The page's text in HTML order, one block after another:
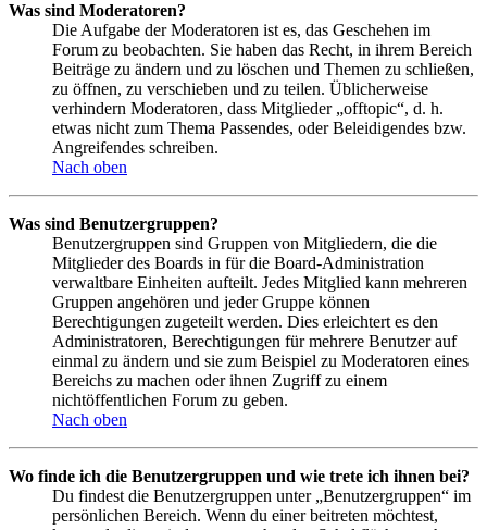
Was sind Moderatoren?
Die Aufgabe der Moderatoren ist es, das Geschehen im
Forum zu beobachten. Sie haben das Recht, in ihrem Bereich
Beiträge zu ändern und zu löschen und Themen zu schließen,
zu öffnen, zu verschieben und zu teilen. Üblicherweise
verhindern Moderatoren, dass Mitglieder „offtopic“, d. h.
etwas nicht zum Thema Passendes, oder Beleidigendes bzw.
Angreifendes schreiben.
Nach oben
Was sind Benutzergruppen?
Benutzergruppen sind Gruppen von Mitgliedern, die die
Mitglieder des Boards in für die Board-Administration
verwaltbare Einheiten aufteilt. Jedes Mitglied kann mehreren
Gruppen angehören und jeder Gruppe können
Berechtigungen zugeteilt werden. Dies erleichtert es den
Administratoren, Berechtigungen für mehrere Benutzer auf
einmal zu ändern und sie zum Beispiel zu Moderatoren eines
Bereichs zu machen oder ihnen Zugriff zu einem
nichtöffentlichen Forum zu geben.
Nach oben
Wo finde ich die Benutzergruppen und wie trete ich ihnen bei?
Du findest die Benutzergruppen unter „Benutzergruppen“ im
persönlichen Bereich. Wenn du einer beitreten möchtest,